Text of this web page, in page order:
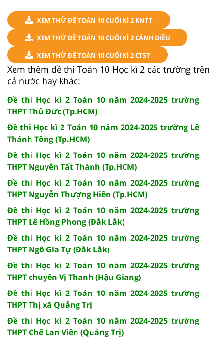
XEM THỬ ĐỀ TOÁN 10 CUỐI KÌ 2 KNTT
XEM THỬ ĐỀ TOÁN 10 CUỐI KÌ 2 CÁNH DIỀU
XEM THỬ ĐỀ TOÁN 10 CUỐI KÌ 2 CTST
Xem thêm đề thi Toán 10 Học kì 2 các trường trên
cả nước hay khác:
Đề thi Học kì 2 Toán 10 năm 2024-2025 trường
THPT Thủ Đức (Tp.HCM)
Đề thi Học kì 2 Toán 10 năm 2024-2025 trường Lê
Thánh Tông (Tp.HCM)
Đề thi Học kì 2 Toán 10 năm 2024-2025 trường
THPT Nguyễn Tất Thành (Tp.HCM)
Đề thi Học kì 2 Toán 10 năm 2024-2025 trường
THPT Nguyễn Thượng Hiền (Tp.HCM)
Đề thi Học kì 2 Toán 10 năm 2024-2025 trường
THPT Lê Hồng Phong (Đắk Lắk)
Đề thi Học kì 2 Toán 10 năm 2024-2025 trường
THPT Ngô Gia Tự (Đắk Lắk)
Đề thi Học kì 2 Toán 10 năm 2024-2025 trường
THPT chuyên Vị Thanh (Hậu Giang)
Đề thi Học kì 2 Toán 10 năm 2024-2025 trường
THPT Thị xã Quảng Trị
Đề thi Học kì 2 Toán 10 năm 2024-2025 trường
THPT Chế Lan Viên (Quảng Trị)